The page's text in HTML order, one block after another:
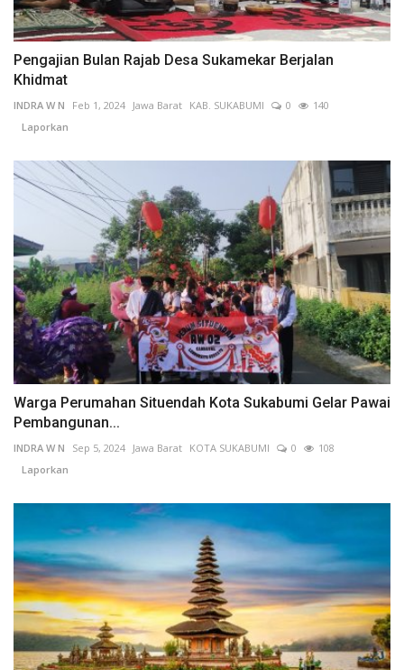
Pengajian Bulan Rajab Desa Sukamekar Berjalan
Khidmat
INDRA W N Feb 1, 2024 Jawa Barat KAB. SUKABUMI 0
140
Laporkan
Warga Perumahan Situendah Kota Sukabumi Gelar Pawai
Pembangunan...
INDRA W N Sep 5, 2024 Jawa Barat KOTA SUKABUMI 0
108
Laporkan